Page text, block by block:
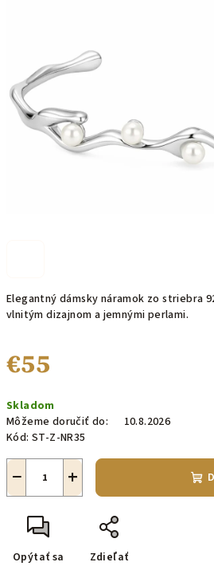
Elegantný dámsky náramok zo striebra
vlnitým dizajnom a jemnými perlami.
€55
cena:
Skladom
Môžeme doručiť do:
10.8.2026
Kód: ST-Z-NR35
+
−
Opýtať sa Zdieľať
hviezdičiek.